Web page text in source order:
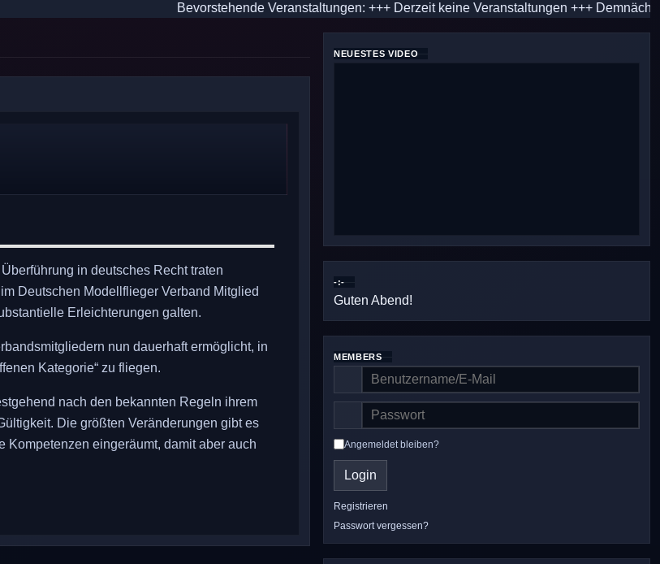
Bevorstehende Veranstaltungen: +++ Derzeit keine Veranstaltungen +++ Demnächst HORIZON
in deutsches Recht traten
Deutschen Modellflieger Verband Mitglied
Erleichterungen galten.
nun dauerhaft ermöglicht, in
Kategorie“ zu fliegen.
nach den bekannten Regeln ihrem
Die größten Veränderungen gibt es
eingeräumt, damit aber auch
NEUESTES VIDEO
-:-
Guten Abend!
MEMBERS
Angemeldet bleiben?
Login
Registrieren
Passwort vergessen?